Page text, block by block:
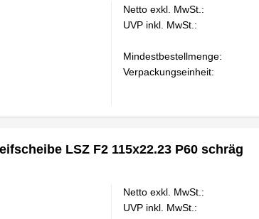
Netto exkl. MwSt.:
UVP inkl. MwSt.:
Mindestbestellmenge:
Verpackungseinheit:
LSZ F2 115x22.23 P60 schräg
Netto exkl. MwSt.:
UVP inkl. MwSt.: